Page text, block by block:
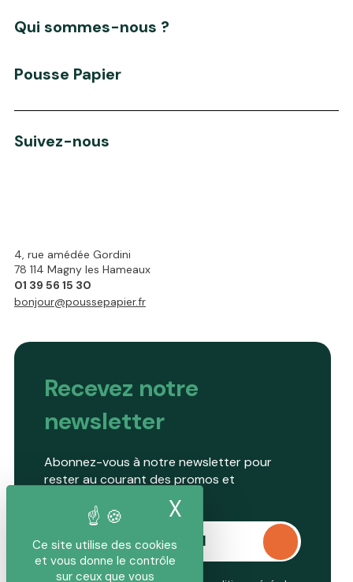
Ce site utilise des cookies
et vous donne le contrôle
sur ceux que vous
X
4, rue amédée Gordini
78 114 Magny les Hameaux
01 39 56 15 30
bonjour@poussepapier.fr
Recevez notre
newsletter
Abonnez-vous à notre newsletter pour
rester au courant des promos et
Qui sommes-nous ?
Pousse Papier
Suivez-nous